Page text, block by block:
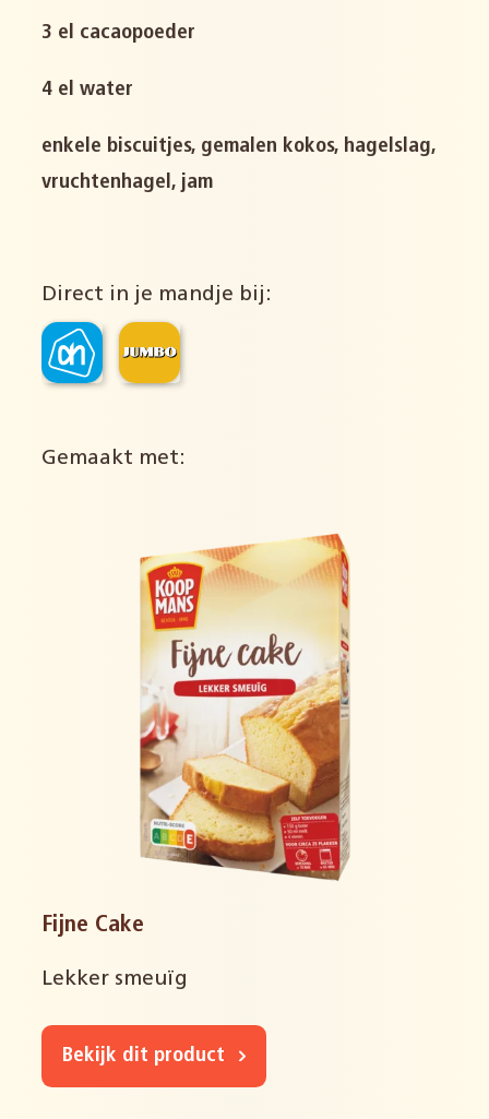
3 el cacaopoeder
4 el water
enkele biscuitjes, gemalen kokos, hagelslag,
vruchtenhagel, jam
Direct in je mandje bij:
Gemaakt met:
Fijne Cake
Lekker smeuïg
Bekijk dit product